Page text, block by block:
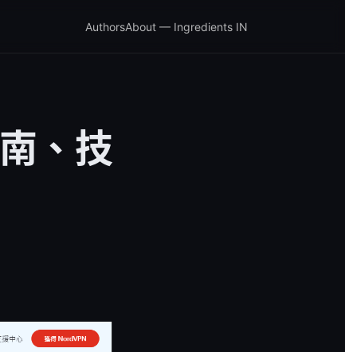
AuthorsAbout — Ingredients IN
、技